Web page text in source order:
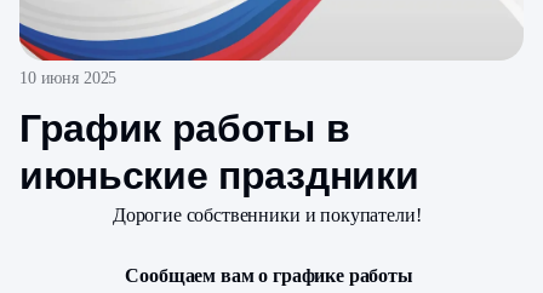
10 июня 2025
График работы в
июньские праздники
Дорогие собственники и покупатели!
Сообщаем вам о графике работы